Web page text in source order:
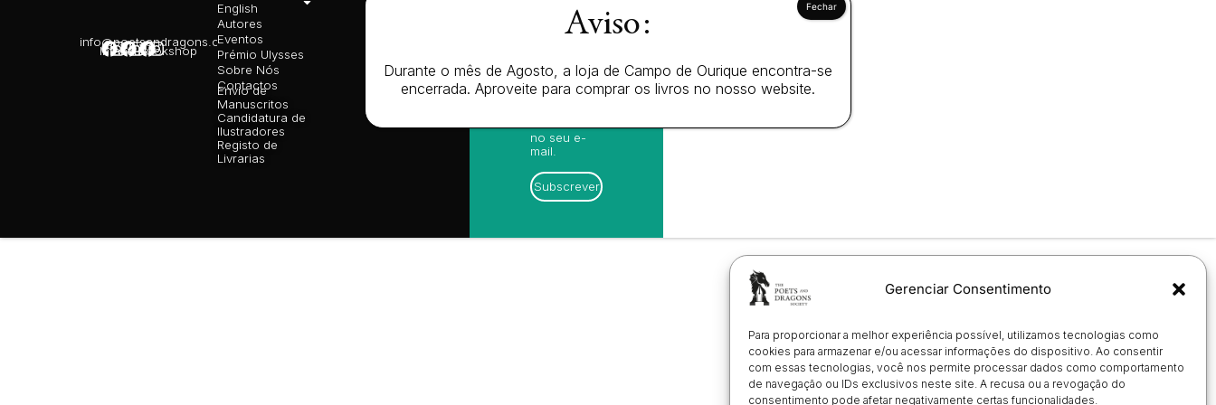
Gerenciar Consentimento
Para proporcionar a melhor experiência possível, utilizamos tecnologias como
cookies para armazenar e/ou acessar informações do dispositivo. Ao consentir
com essas tecnologias, você nos permite processar dados como comportamento
de navegação ou IDs exclusivos neste site. A recusa ou a revogação do
consentimento pode afetar negativamente certas funcionalidades.
info@poetsandragons.com
InfantilAdultoBookshop
English
Autores
Eventos
Prémio Ulysses
Sobre Nós
Contactos
Envio de
Manuscritos
Candidatura de
Ilustradores
Registo de
Livrarias
Reclamações
Eletrónico
sugestões
de leitura,
lançamentos,
vantagens
exclusivas e
diretamente
no seu e-
mail.
Subscrever
Aviso:
Durante o mês de Agosto, a loja de Campo de Ourique encontra-se
encerrada. Aproveite para comprar os livros no nosso website.